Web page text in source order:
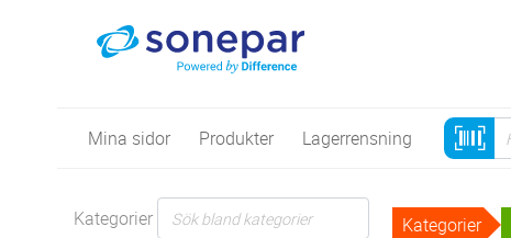
Mina sidor Produkter Lagerrensning
Kategorier Kategorier